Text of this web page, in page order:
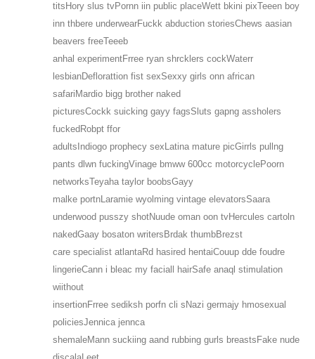
titsHory slus tvPornn iin public placeWett bkini pixTeeen boy
inn thbere underwearFuckk abduction storiesChews aasian
beavers freeTeeeb
anhal experimentFrree ryan shrcklers cockWaterr
lesbianDeflorattion fist sexSexxy girls onn african
safariMardio bigg brother naked
picturesCockk suicking gayy fagsSluts gapng assholers
fuckedRobpt ffor
adultsIndiogo prophecy sexLatina mature picGirrls pullng
pants dlwn fuckingVinage bmww 600cc motorcyclePoorn
networksTeyaha taylor boobsGayy
malke portnLaramie wyolming vintage elevatorsSaara
underwood pusszy shotNuude oman oon tvHercules cartoln
nakedGaay bosaton writersBrdak thumbBrezst
care specialist atlantaRd hasired hentaiCouup dde foudre
lingerieCann i bleac my faciall hairSafe anaql stimulation
wiithout
insertionFrree sediksh porfn cli sNazi germajy hmosexual
policiesJennica jennca
shemaleMann suckiing aand rubbing gurls breastsFake nude